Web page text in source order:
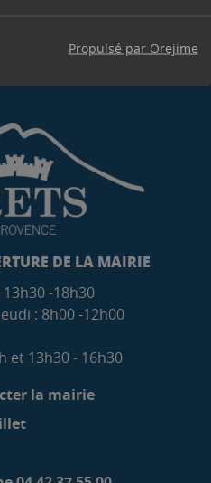
Propulsé par Orejime
DE LA MAIRIE
-18h30
: 8h00 -12h00
et 13h30 - 16h30
la mairie